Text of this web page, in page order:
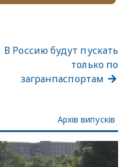
В Россию будут пускать
только по
загранпаспортам
Архів випусків